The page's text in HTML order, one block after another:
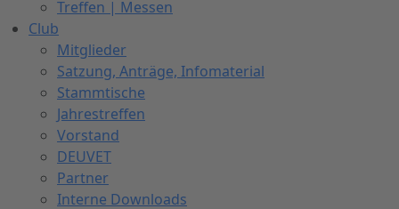
Treffen | Messen
Club
Mitglieder
Satzung, Anträge, Infomaterial
Stammtische
Jahrestreffen
Vorstand
DEUVET
Partner
Interne Downloads